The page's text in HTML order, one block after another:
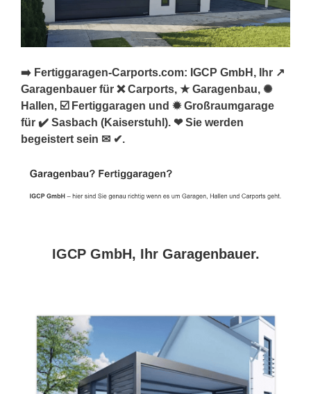
➡️ Fertiggaragen-Carports.com: IGCP GmbH, Ihr ↗️
Garagenbauer für ❌ Carports, ★ Garagenbau, ✺
Hallen, ☑️ Fertiggaragen und ✹ Großraumgarage
für ✔️ Sasbach (Kaiserstuhl). ❤ Sie werden
begeistert sein ✉ ✔.
IGCP GmbH, Ihr Garagenbauer.